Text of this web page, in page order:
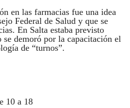
en las farmacias fue una idea
Federal de Salud y que se
En Salta estaba previsto
demoró por la capacitación el
de “turnos”.
a 18